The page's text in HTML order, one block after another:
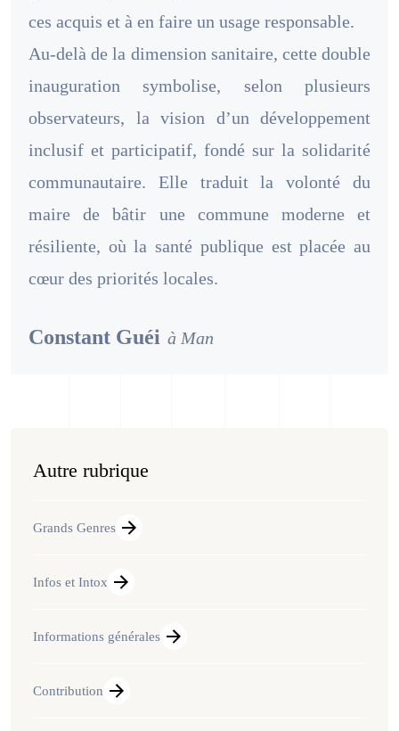
ces acquis et à en faire un usage responsable.
Au-delà de la dimension sanitaire, cette double
inauguration symbolise, selon plusieurs
observateurs, la vision d’un développement
inclusif et participatif, fondé sur la solidarité
communautaire. Elle traduit la volonté du
maire de bâtir une commune moderne et
résiliente, où la santé publique est placée au
cœur des priorités locales.
Constant Guéi à Man
Autre rubrique
Grands Genres
Infos et Intox
Informations générales
Contribution